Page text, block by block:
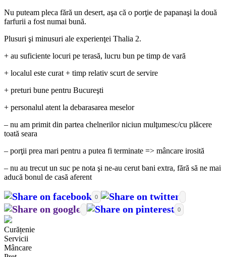
Nu puteam pleca fără un desert, aşa că o porţie de papanaşi la două
farfurii a fost numai bună.
Plusuri şi minusuri ale experienţei Thalia 2.
+ au suficiente locuri pe terasă, lucru bun pe timp de vară
+ localul este curat + timp relativ scurt de servire
+ preturi bune pentru Bucureşti
+ personalul atent la debarasarea meselor
– nu am primit din partea chelnerilor niciun mulţumesc/cu plăcere
toată seara
– porţii prea mari pentru a putea fi terminate => mâncare irosită
– nu au trecut un suc pe nota şi ne-au cerut bani extra, fără să ne mai
aducă bonul de casă aferent
0
0
Curățenie
Servicii
Mâncare